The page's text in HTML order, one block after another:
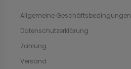
Allgemeine Geschäftsbedingungen
Datenschutzerklärung
Zahlung
Versand